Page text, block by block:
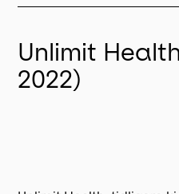
Unlimit
2022)